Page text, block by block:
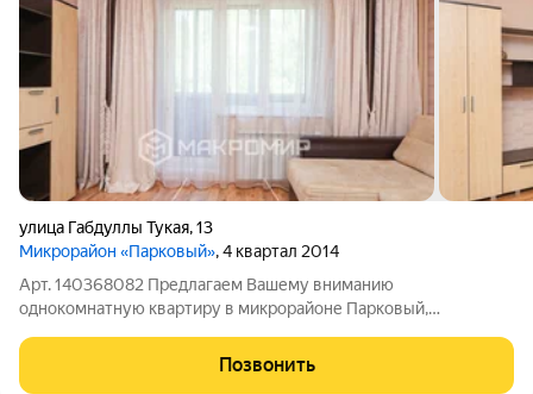
улица Габдуллы Тукая,13
Микрорайон «Парковый», 4 квартал 2014
Арт. 140368082 Предлагаем Вашему вниманию
однокомнатную квартиру в микрорайоне Парковый,
дом 13. Квартира расположена на комфортном пятом этаже
десятиэтажного дома. Квартира имеет
Позвонить